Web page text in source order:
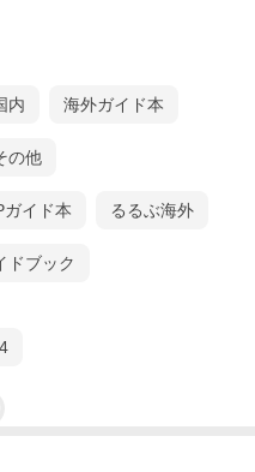
内 海外ガイド本
の他
ガイド本 るるぶ海外
ドブック